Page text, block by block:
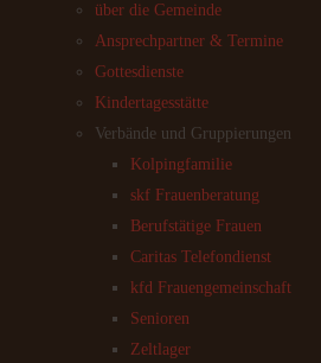
über die Gemeinde
Ansprechpartner & Termine
Gottesdienste
Kindertagesstätte
Verbände und Gruppierungen
Kolpingfamilie
skf Frauenberatung
Berufstätige Frauen
Caritas Telefondienst
kfd Frauengemeinschaft
Senioren
Zeltlager